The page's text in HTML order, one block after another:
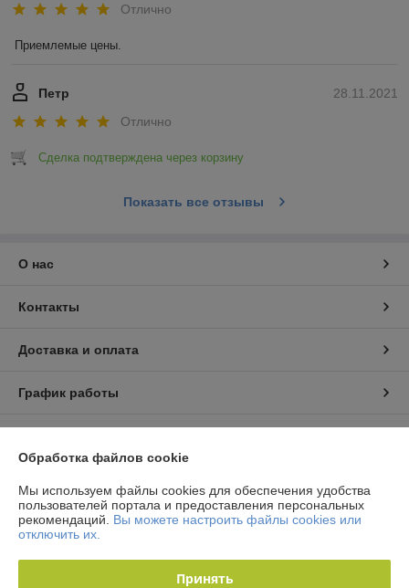
Отлично
Приемлемые цены.
28.11.2021
Петр
Отлично
Сделка подтверждена через корзину
Показать все отзывы
О нас
Контакты
Доставка и оплата
График работы
Сайт создан на платформе Deal.by
Обработка файлов cookie
Мы используем файлы cookies для обеспечения удобства
пользователей портала и предоставления персональных
рекомендаций. Вы можете настроить файлы cookies или
отключить их.
Принять